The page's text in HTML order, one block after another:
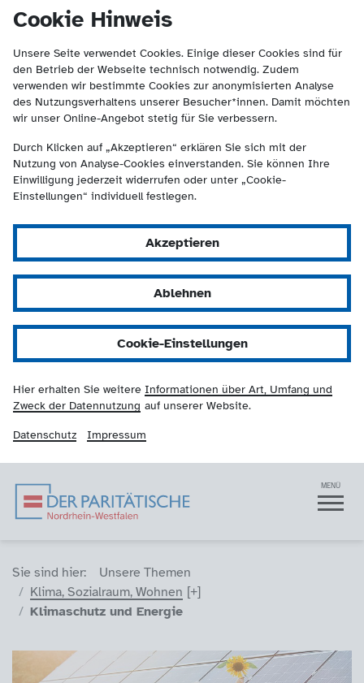
Cookie Hinweis
Unsere Seite verwendet Cookies. Einige dieser Cookies sind für
den Betrieb der Webseite technisch notwendig. Zudem
verwenden wir bestimmte Cookies zur anonymisierten Analyse
des Nutzungsverhaltens unserer Besucher*innen. Damit möchten
wir unser Online-Angebot stetig für Sie verbessern.
Durch Klicken auf „Akzeptieren“ erklären Sie sich mit der
Nutzung von Analyse-Cookies einverstanden. Sie können Ihre
Einwilligung jederzeit widerrufen oder unter „Cookie-
Einstellungen“ individuell festlegen.
Akzeptieren
Ablehnen
Cookie-Einstellungen
Hier erhalten Sie weitere Informationen über Art, Umfang und
Zweck der Datennutzung auf unserer Website.
Datenschutz Impressum
Der Paritätische NRW
springen
(Kontakt und Suche) springen.
Navigation MENÜ
Sie sind hier (Breadcrumb)
Sie sind hier:
Unsere Themen
Klima, Sozialraum, Wohnen
Klimaschutz und Energie